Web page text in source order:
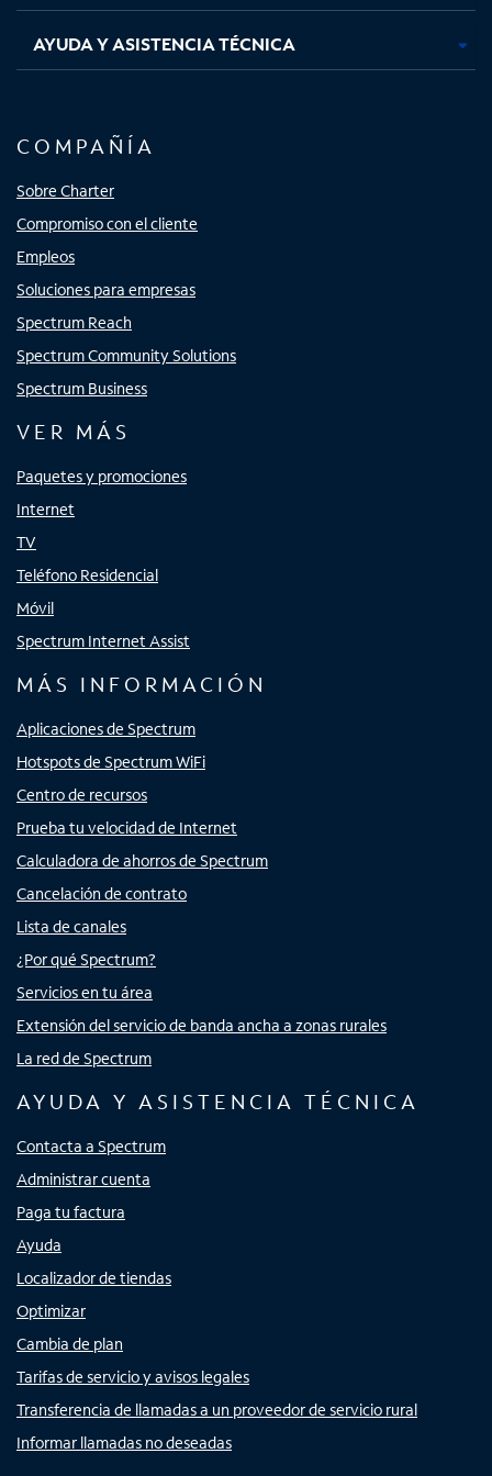
AYUDA Y ASISTENCIA TÉCNICA
COMPAÑÍA
Sobre Charter
Compromiso con el cliente
Empleos
Soluciones para empresas
Spectrum Reach
Spectrum Community Solutions
Spectrum Business
VER MÁS
Paquetes y promociones
Internet
TV
Teléfono Residencial
Móvil
Spectrum Internet Assist
MÁS INFORMACIÓN
Aplicaciones de Spectrum
Hotspots de Spectrum WiFi
Centro de recursos
Prueba tu velocidad de Internet
Calculadora de ahorros de Spectrum
Cancelación de contrato
Lista de canales
¿Por qué Spectrum?
Servicios en tu área
Extensión del servicio de banda ancha a zonas rurales
La red de Spectrum
AYUDA Y ASISTENCIA TÉCNICA
Contacta a Spectrum
Administrar cuenta
Paga tu factura
Ayuda
Localizador de tiendas
Optimizar
Cambia de plan
Tarifas de servicio y avisos legales
Transferencia de llamadas a un proveedor de servicio rural
Informar llamadas no deseadas